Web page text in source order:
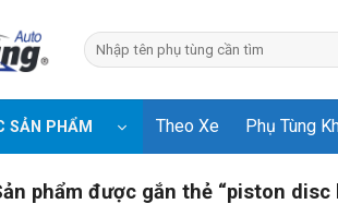
Tìm
kiếm:
SẢN PHẨM Theo Xe Phụ Tùng
phẩm được gắn thẻ “piston